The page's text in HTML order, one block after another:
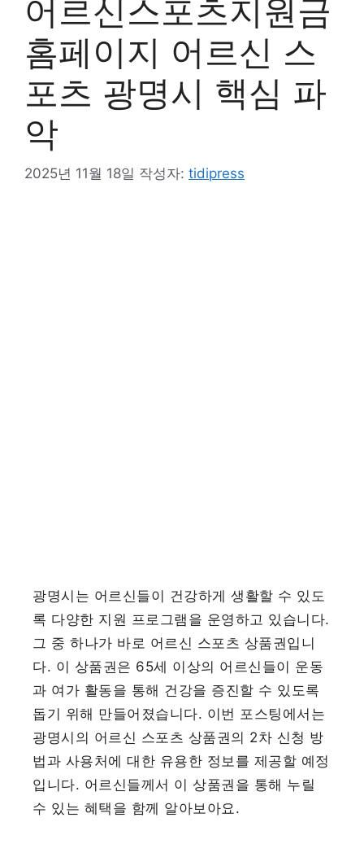
어르신스포츠지원금
홈페이지 어르신 스
포츠 광명시 핵심 파
악
2025년 11월 18일 작성자: tidipress
광명시는 어르신들이 건강하게 생활할 수 있도
록 다양한 지원 프로그램을 운영하고 있습니다.
그 중 하나가 바로 어르신 스포츠 상품권입니
다. 이 상품권은 65세 이상의 어르신들이 운동
과 여가 활동을 통해 건강을 증진할 수 있도록
돕기 위해 만들어졌습니다. 이번 포스팅에서는
광명시의 어르신 스포츠 상품권의 2차 신청 방
법과 사용처에 대한 유용한 정보를 제공할 예정
입니다. 어르신들께서 이 상품권을 통해 누릴
수 있는 혜택을 함께 알아보아요.